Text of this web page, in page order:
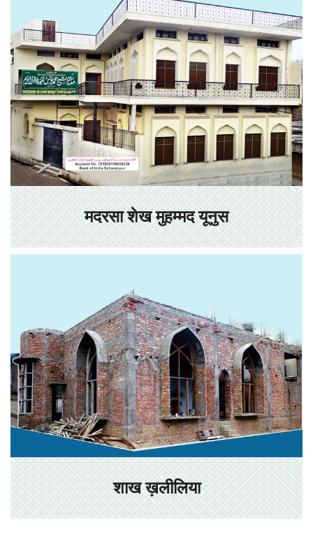
मदरसा शेख मुहम्मद यूनुस
शाख ख़लीलिया